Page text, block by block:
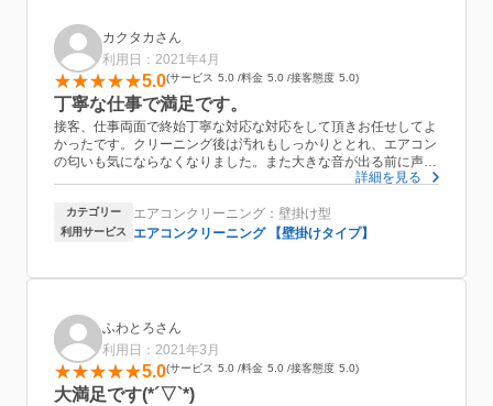
カクタカさん
利用日：2021年4月
5.0 サービス 5.0 料金 5.0 接客態度 5.0
丁寧な仕事で満足です。
接客、仕事両面で終始丁寧な対応な対応をして頂きお任せしてよ
かったです。クリーニング後は汚れもしっかりととれ、エアコン
の匂いも気にならなくなりました。また大きな音が出る前に声か
けをして頂く等、細やかな気配りもあり誠実なお人柄も感じられ
詳細を見る
カテゴリー エアコンクリーニング：壁掛け型
利用サービス エアコンクリーニング 【壁掛けタイプ】
ふわとろさん
利用日：2021年3月
5.0 サービス 5.0 料金 5.0 接客態度 5.0
大満足です(*´▽`*)